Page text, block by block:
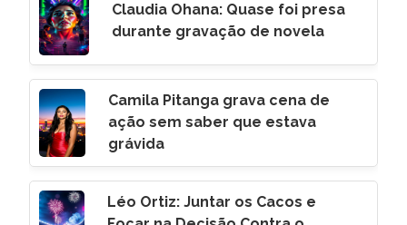
Claudia Ohana: Quase foi presa
durante gravação de novela
Camila Pitanga grava cena de
ação sem saber que estava
grávida
Léo Ortiz: Juntar os Cacos e